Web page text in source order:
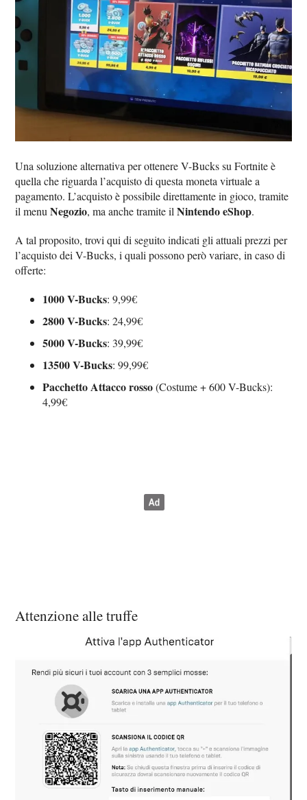
Una soluzione alternativa per ottenere V-Bucks su Fortnite è
quella che riguarda l’acquisto di questa moneta virtuale a
pagamento. L’acquisto è possibile direttamente in gioco, tramite
il menuNegozio, ma anche tramite ilNintendo eShop.
A tal proposito, trovi qui di seguito indicati gli attuali prezzi per
l’acquisto dei V-Bucks, i quali possono però variare, in caso di
offerte:
1000 V-Bucks: 9,99€
2800 V-Bucks: 24,99€
5000 V-Bucks: 39,99€
13500 V-Bucks: 99,99€
Pacchetto Attacco rosso(Costume + 600 V-Bucks):
4,99€
Attenzione alle truffe